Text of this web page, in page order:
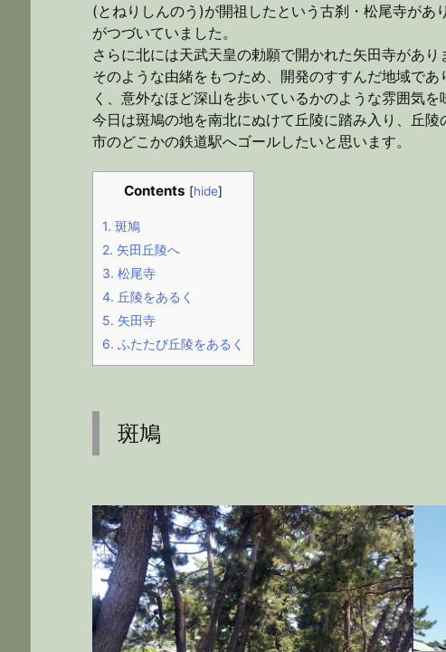
(とねりしんのう)が開祖したという古刹・松尾寺があ
がつづいていました。
さらに北には天武天皇の勅願で開かれた矢田寺があり
そのような由緒をもつため、開発のすすんだ地域で
く、意外なほど深山を歩いているかのような雰囲気を
今日は斑鳩の地を南北にぬけて丘陵に踏み入り、丘
市のどこかの鉄道駅へゴールしたいと思います。
Contents [hide]
1. 斑鳩
2. 矢田丘陵へ
3. 松尾寺
4. 丘陵をあるく
5. 矢田寺
6. ふたたび丘陵をあるく
斑鳩